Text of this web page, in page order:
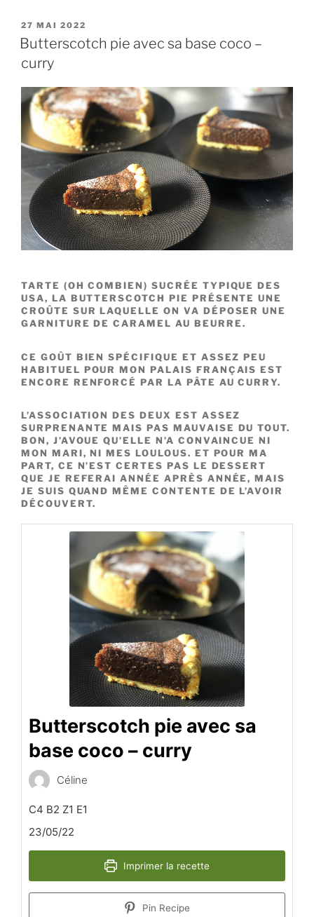
PUBLIÉ
LE
27 MAI 2022
Butterscotch pie avec sa base coco –
curry
TARTE (OH COMBIEN) SUCRÉE TYPIQUE DES
USA, LA BUTTERSCOTCH PIE PRÉSENTE UNE
CROÛTE SUR LAQUELLE ON VA DÉPOSER UNE
GARNITURE DE CARAMEL AU BEURRE.
CE GOÛT BIEN SPÉCIFIQUE ET ASSEZ PEU
HABITUEL POUR MON PALAIS FRANÇAIS EST
ENCORE RENFORCÉ PAR LA PÂTE AU CURRY.
L’ASSOCIATION DES DEUX EST ASSEZ
SURPRENANTE MAIS PAS MAUVAISE DU TOUT.
BON, J’AVOUE QU’ELLE N’A CONVAINCUE NI
MON MARI, NI MES LOULOUS. ET POUR MA
PART, CE N’EST CERTES PAS LE DESSERT
QUE JE REFERAI ANNÉE APRÈS ANNÉE, MAIS
JE SUIS QUAND MÊME CONTENTE DE L’AVOIR
DÉCOUVERT.
Butterscotch pie avec sa
base coco – curry
Céline
C4 B2 Z1 E1
23/05/22
Imprimer la recette
Pin Recipe